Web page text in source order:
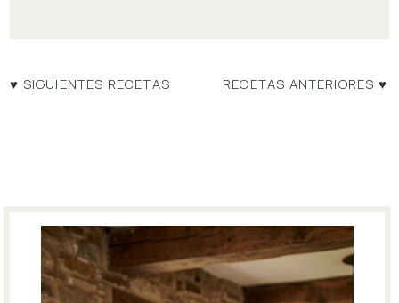
♥ SIGUIENTES RECETAS RECETAS ANTERIORES ♥